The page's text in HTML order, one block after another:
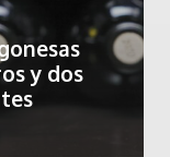
y dos